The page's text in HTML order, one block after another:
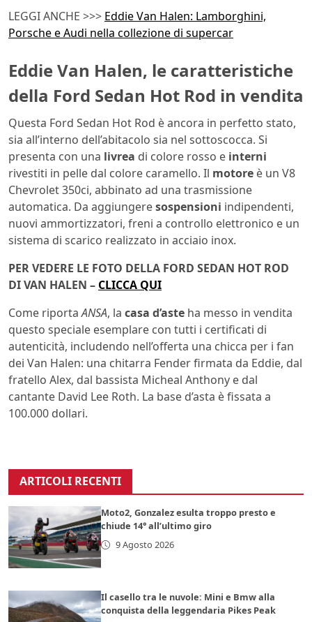
LEGGI ANCHE >>> Eddie Van Halen: Lamborghini,
Porsche e Audi nella collezione di supercar
Eddie Van Halen, le caratteristiche
della Ford Sedan Hot Rod in vendita
Questa Ford Sedan Hot Rod è ancora in perfetto stato,
sia all’interno dell’abitacolo sia nel sottoscocca. Si
presenta con una livrea di colore rosso e interni
rivestiti in pelle dal colore caramello. Il motore è un V8
Chevrolet 350ci, abbinato ad una trasmissione
automatica. Da aggiungeresospensioni indipendenti,
nuovi ammortizzatori, freni a controllo elettronico e un
sistema di scarico realizzato in acciaio inox.
PER VEDERE LE FOTO DELLA FORD SEDAN HOT ROD
DI VAN HALEN – CLICCA QUI
Come riportaANSA, la casa d’aste ha messo in vendita
questo speciale esemplare con tutti i certificati di
autenticità, includendo nell’offerta una chicca per i fan
dei Van Halen: una chitarra Fender firmata da Eddie, dal
fratello Alex, dal bassista Micheal Anthony e dal
cantante David Lee Roth. La base d’asta è fissata a
100.000 dollari.
ARTICOLI RECENTI
Moto2, Gonzalez esulta troppo presto e
chiude 14° all’ultimo giro
9 Agosto 2026
Il casello tra le nuvole: Mini e Bmw alla
conquista della leggendaria Pikes Peak